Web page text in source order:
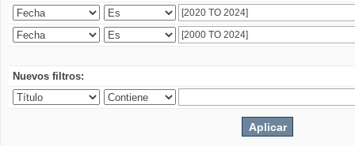
Nuevos filtros: